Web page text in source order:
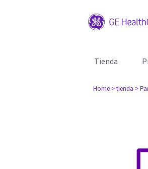
Tienda
Home > tienda >